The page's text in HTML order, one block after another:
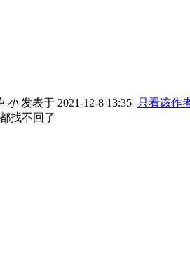
小发表于 2021-12-8 13:35 只看该作
找不回了